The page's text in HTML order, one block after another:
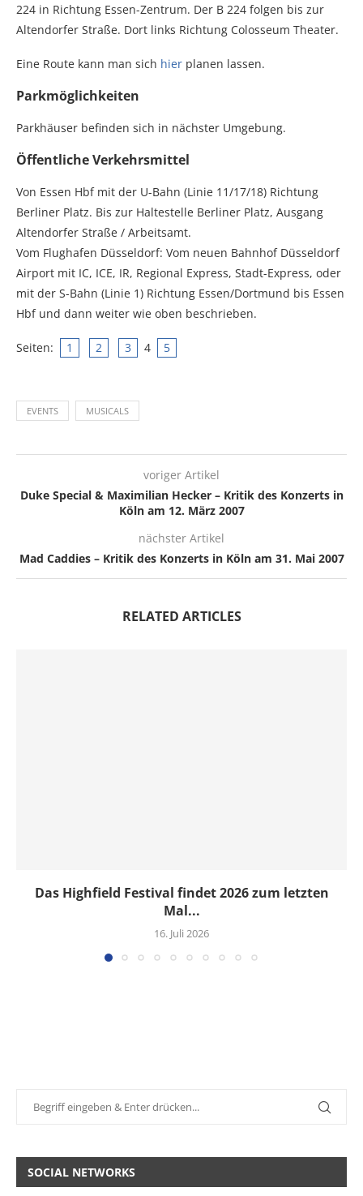
224 in Richtung Essen-Zentrum. Der B 224 folgen bis zur
Altendorfer Straße. Dort links Richtung Colosseum Theater.
Eine Route kann man sich hier planen lassen.
Parkmöglichkeiten
Parkhäuser befinden sich in nächster Umgebung.
Öffentliche Verkehrsmittel
Von Essen Hbf mit der U-Bahn (Linie 11/17/18) Richtung
Berliner Platz. Bis zur Haltestelle Berliner Platz, Ausgang
Altendorfer Straße / Arbeitsamt.
Vom Flughafen Düsseldorf: Vom neuen Bahnhof Düsseldorf
Airport mit IC, ICE, IR, Regional Express, Stadt-Express, oder
mit der S-Bahn (Linie 1) Richtung Essen/Dortmund bis Essen
Hbf und dann weiter wie oben beschrieben.
Seiten: 1 2 3 4 5
EVENTS MUSICALS
voriger Artikel
Duke Special & Maximilian Hecker – Kritik des Konzerts in
Köln am 12. März 2007
nächster Artikel
Mad Caddies – Kritik des Konzerts in Köln am 31. Mai 2007
RELATED ARTICLES
Das Highfield Festival findet 2026 zum letzten
Mal...
16. Juli 2026
SOCIAL NETWORKS